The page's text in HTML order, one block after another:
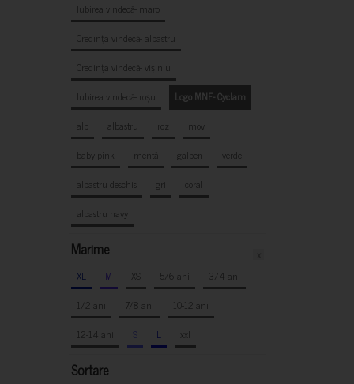
Iubirea vindecă- maro
Credința vindecă- albastru
Credința vindecă- vișiniu
Iubirea vindecă- roșu
Logo MNF- Cyclam
alb
albastru roz
mov
baby pink
mentă galben
verde
albastru deschis
gri
coral
albastru navy
Marime
XL M XS 5/6 ani
3/4 ani
1/2 ani
7/8 ani
10-12 ani
12-14 ani
S L xxl
Sortare